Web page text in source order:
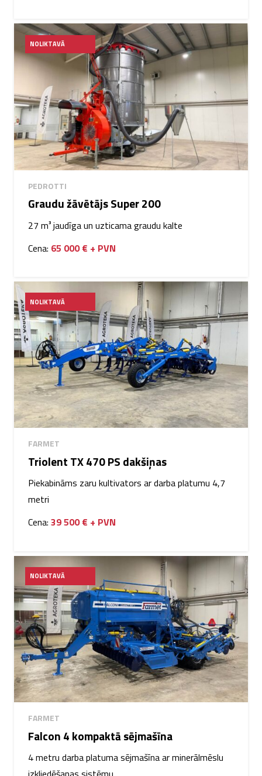
NOLIKTAVĀ
PEDROTTI
Graudu žāvētājs Super 200
27 m³ jaudīga un uzticama graudu kalte
Cena: 65 000 € + PVN
NOLIKTAVĀ
FARMET
Triolent TX 470 PS dakšiņas
Piekabināms zaru kultivators ar darba platumu 4,7
metri
Cena: 39 500 € + PVN
NOLIKTAVĀ
FARMET
Falcon 4 kompaktā sējmašīna
4 metru darba platuma sējmašīna ar minerālmēslu